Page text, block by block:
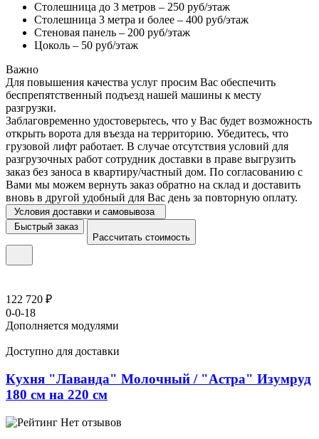
Столешница до 3 метров – 250 руб/этаж
Столешница 3 метра и более – 400 руб/этаж
Стеновая панель – 200 руб/этаж
Цоколь – 50 руб/этаж
Важно
Для повышения качества услуг просим Вас обеспечить
беспрепятственный подъезд нашей машины к месту
разгрузки.
Заблаговременно удостоверьтесь, что у Вас будет возможность
открыть ворота для въезда на территорию. Убедитесь, что
грузовой лифт работает. В случае отсутствия условий для
разгрузочных работ сотрудник доставки в праве выгрузить
заказ без заноса в квартиру/частный дом. По согласованию с
Вами мы можем вернуть заказ обратно на склад и доставить
вновь в другой удобный для Вас день за повторную оплату.
Условия доставки и самовывоза
Быстрый заказ
Рассчитать стоимость
122 720 ₽
0-0-18
Дополняется модулями
Доступно для доставки
Кухня "Лаванда" Молочный / "Астра" Изумруд
180 см на 220 см
Нет отзывов